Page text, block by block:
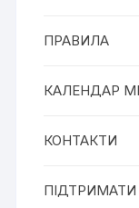
ПРАВИЛА
КАЛЕНДАР
КОНТАКТИ